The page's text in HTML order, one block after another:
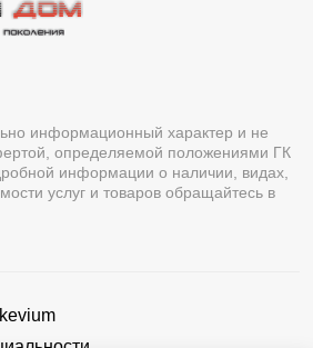
информационный характер и не
определяемой положениями ГК
информации о наличии, видах,
услуг и товаров обращайтесь в